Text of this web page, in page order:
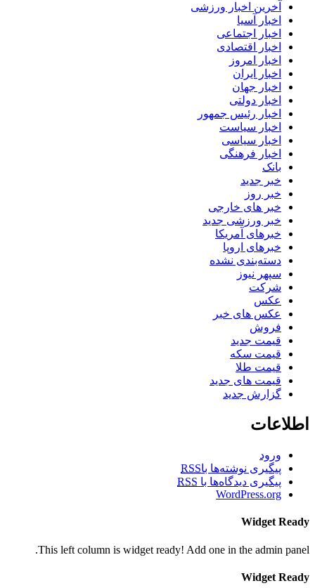
آخرین اخبار ورزشی
اخبار آسیا
اخبار اجتماعی
اخبار اقتصادی
اخبار امروز
اخبار ایران
اخبار جهان
اخبار دولتی
اخبار رئیس جمهور
اخبار سیاست
اخبار سیاسی
اخبار فرهنگی
بانک
خبر جدید
خبر روز
خبر های خارجی
خبر ورزشی جدید
خبرهای آمریکا
خبرهای اروپا
دسته‌بندی نشده
سپهر نیوز
شرکت
عکس
عکس های خبر
فروش
قیمت جدید
قیمت سکه
قیمت طلا
قیمت های جدید
گزارش جدید
اطلاعات
ورود
پیگیری نوشته‌ها باRSS
پیگیری دیدگاه‌ها با RSS
WordPress.org
Widget Ready
This left column is widget ready! Add one in the admin panel.
Widget Ready